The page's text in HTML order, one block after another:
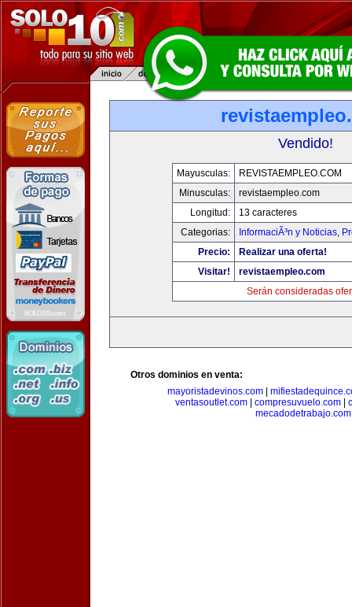
Vendido!
Mayusculas:
REVISTAEMPLEO.COM
Minusculas:
revistaempleo.com
Longitud:
13 caracteres
Categorias:
InformaciÃ³n y Noticias,
Precio:
Realizar una oferta!
Visitar!
revistaempleo.com
Serán consideradas
Otros dominios en venta:
mayoristadevinos.com
ventasoutlet.com
compresuvuelo.com
mecadodetrabajo.com